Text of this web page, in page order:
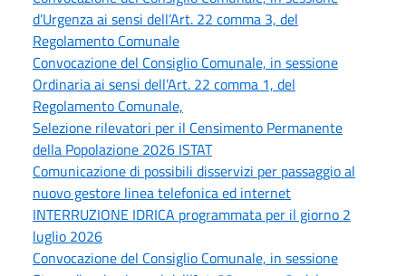
d’Urgenza ai sensi dell’Art. 22 comma 3, del
Regolamento Comunale
Convocazione del Consiglio Comunale, in sessione
Ordinaria ai sensi dell’Art. 22 comma 1, del
Regolamento Comunale,
Selezione rilevatori per il Censimento Permanente
della Popolazione 2026 ISTAT
Comunicazione di possibili disservizi per passaggio al
nuovo gestore linea telefonica ed internet
INTERRUZIONE IDRICA programmata per il giorno 2
luglio 2026
Convocazione del Consiglio Comunale, in sessione